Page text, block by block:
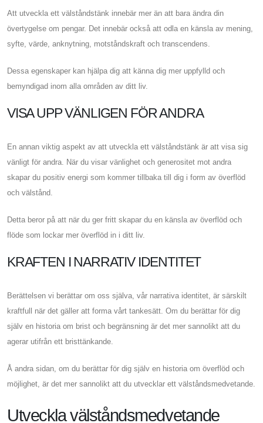
Att utveckla ett välståndstänk innebär mer än att bara ändra din
övertygelse om pengar. Det innebär också att odla en känsla av mening,
syfte, värde, anknytning, motståndskraft och transcendens.
Dessa egenskaper kan hjälpa dig att känna dig mer uppfylld och
bemyndigad inom alla områden av ditt liv.
VISA UPP VÄNLIGEN FÖR ANDRA
En annan viktig aspekt av att utveckla ett välståndstänk är att visa sig
vänligt för andra. När du visar vänlighet och generositet mot andra
skapar du positiv energi som kommer tillbaka till dig i form av överflöd
och välstånd.
Detta beror på att när du ger fritt skapar du en känsla av överflöd och
flöde som lockar mer överflöd in i ditt liv.
KRAFTEN I NARRATIV IDENTITET
Berättelsen vi berättar om oss själva, vår narrativa identitet, är särskilt
kraftfull när det gäller att forma vårt tankesätt. Om du berättar för dig
själv en historia om brist och begränsning är det mer sannolikt att du
agerar utifrån ett bristtänkande.
Å andra sidan, om du berättar för dig själv en historia om överflöd och
möjlighet, är det mer sannolikt att du utvecklar ett välståndsmedvetande.
Utveckla välståndsmedvetande